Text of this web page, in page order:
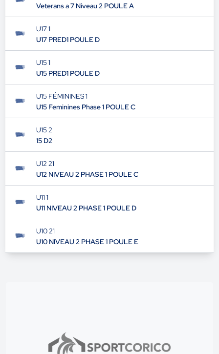
Veterans a 7 Niveau 2 POULE A
U17 1
U17 PRED1 POULE D
U15 1
U15 PRED1 POULE D
U15 FÉMININES 1
U15 Feminines Phase 1 POULE C
U15 2
15 D2
U12 21
U12 NIVEAU 2 PHASE 1 POULE C
U11 1
U11 NIVEAU 2 PHASE 1 POULE D
U10 21
U10 NIVEAU 2 PHASE 1 POULE E